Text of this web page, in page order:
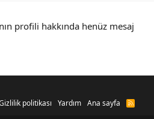
profili hakkında henüz mesaj
politikası Yardım Ana sayfa
R